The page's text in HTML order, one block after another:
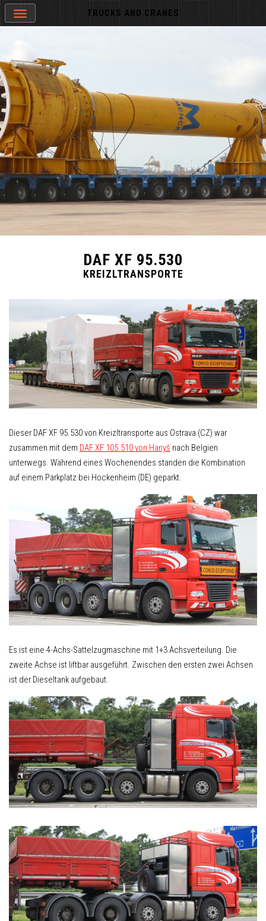
DAF XF 95.530
KREIZLTRANSPORTE
Dieser DAF XF 95.530 von Kreizltransporte aus Ostrava (CZ) war
zusammen mit dem DAF XF 105.510 von Hanyš nach Belgien
unterwegs. Während eines Wochenendes standen die Kombination
auf einem Parkplatz bei Hockenheim (DE) geparkt.
Es ist eine 4-Achs-Sattelzugmaschine mit 1+3 Achsverteilung. Die
zweite Achse ist liftbar ausgeführt. Zwischen den ersten zwei Achsen
ist der Dieseltank aufgebaut.
TRUCKS AND CRANES